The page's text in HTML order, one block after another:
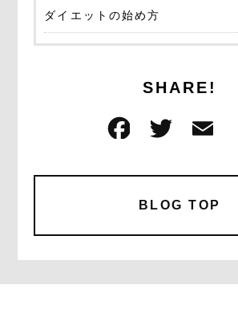
ダイエットの始め方
SHARE!
F
c
e
b
o
o
T
it
te
r
ai
BLOG TOP